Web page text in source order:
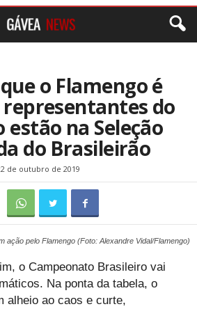
o Flamengo é
representantes do
na Seleção
do Brasileirão
de outubro de 2019
ação pelo Flamengo (Foto: Alexandre Vidal/Flamengo)
o Campeonato Brasileiro vai
Na ponta da tabela, o
alheio ao caos e curte,